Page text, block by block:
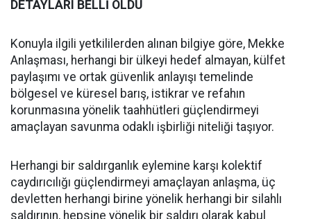
DETAYLARI BELLİ OLDU
Konuyla ilgili yetkililerden alınan bilgiye göre, Mekke
Anlaşması, herhangi bir ülkeyi hedef almayan, külfet
paylaşımı ve ortak güvenlik anlayışı temelinde
bölgesel ve küresel barış, istikrar ve refahın
korunmasına yönelik taahhütleri güçlendirmeyi
amaçlayan savunma odaklı işbirliği niteliği taşıyor.
Herhangi bir saldırganlık eylemine karşı kolektif
caydırıcılığı güçlendirmeyi amaçlayan anlaşma, üç
devletten herhangi birine yönelik herhangi bir silahlı
saldırının, hepsine yönelik bir saldırı olarak kabul